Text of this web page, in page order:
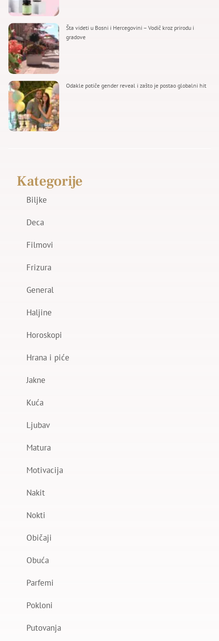
Šta videti u Bosni i Hercegovini – Vodič kroz prirodu i
gradove
Odakle potiče gender reveal i zašto je postao globalni hit
Kategorije
Biljke
Deca
Filmovi
Frizura
General
Haljine
Horoskopi
Hrana i piće
Jakne
Kuća
Ljubav
Matura
Motivacija
Nakit
Nokti
Običaji
Obuća
Parfemi
Pokloni
Putovanja